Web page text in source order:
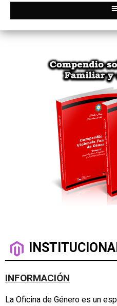
INFORMACIÓN
La Oficina de Género es un